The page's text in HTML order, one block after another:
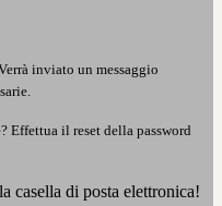
inviato un messaggio
Effettua il reset della password
casella di posta elettronica!